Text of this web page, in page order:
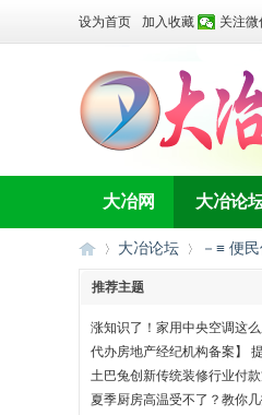
设为首页 加入收藏 关注微
大冶网 大冶论
»
大冶论坛 －≡ 便
推荐主题
涨知识了！家用中央空调这
代办房地产经纪机构备案】
土巴兔创新传统装修行业付
夏季厨房高温受不了？教你几